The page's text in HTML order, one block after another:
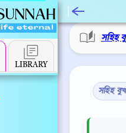
LIBRARY
সহিহ
সহিহ